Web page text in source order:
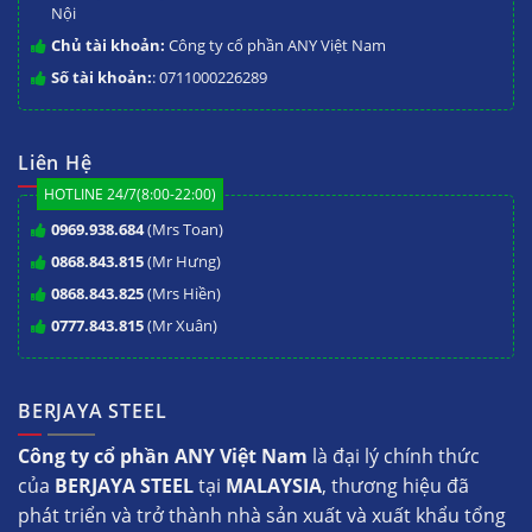
Nội
Chủ tài khoản: Công ty cổ phần ANY Việt Nam
Số tài khoản:: 0711000226289
Liên Hệ
HOTLINE 24/7(8:00-22:00)
0969.938.684(Mrs Toan)
0868.843.815(Mr Hưng)
0868.843.825(Mrs Hiền)
0777.843.815(Mr Xuân)
BERJAYA STEEL
Công ty cổ phần ANY Việt Nam là đại lý chính thức
của BERJAYA STEELtại MALAYSIA, thương hiệu đã
phát triển và trở thành nhà sản xuất và xuất khẩu tổng